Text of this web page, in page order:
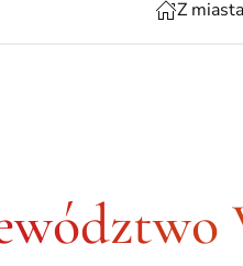
Z miasta